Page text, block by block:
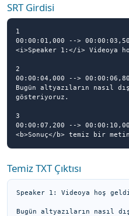
SRT Girdisi
1
00:00:01,000 -->
<i>Speaker 1:</i> Videoya
2
00:00:04,000 -->
Bugün altyazıların nasıl
gösteriyoruz.
3
00:00:07,200 -->
<b>Sonuç</b> temiz bir
Temiz TXT Çıktısı
Speaker 1: Videoya hoş
Bugün altyazıların nasıl